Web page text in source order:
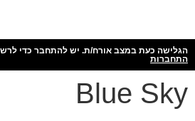
הגלישה כעת במצב אורח/ת. יש להתחבר כדי
התחברות
Blue Sky